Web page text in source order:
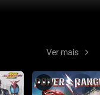
Ver mais